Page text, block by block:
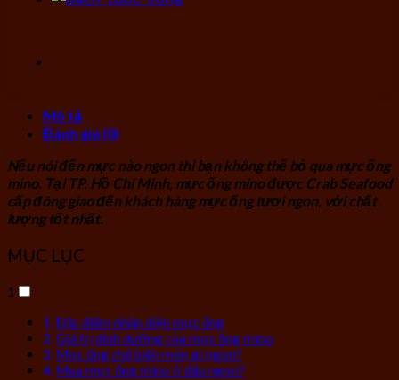
Mô tả
Đánh giá (0)
Nếu nói đến mực nào ngon thì bạn không thể bỏ qua mực ống
mino. Tại TP. Hồ Chí Minh, mực ống mino được Crab Seafood
cấp đông giao đến khách hàng mực ống tươi ngon, với chất
lượng tốt nhất.
MỤC LỤC
1
Đặc điểm nhận diện mực ống
Giá trị dinh dưỡng của mực ống mino
Mực ống chế biến món gì ngon?
Mua mực ống mino ở đâu ngon?